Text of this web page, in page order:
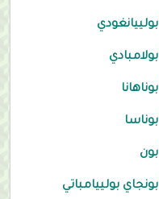
بولييانغودي
بولامبادي
بوناهانا
بوناسا
بون
بونجاي بولييامباتي